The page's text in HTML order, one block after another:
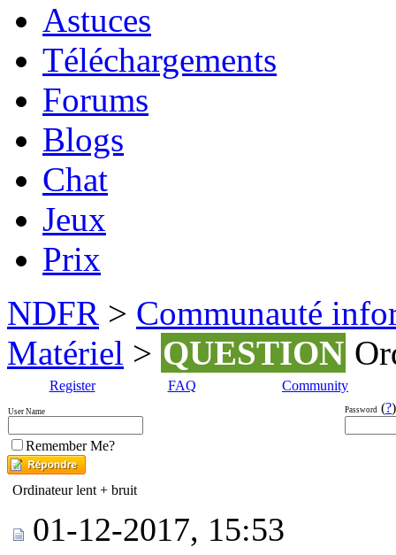
Astuces
Téléchargements
Forums
Blogs
Chat
Jeux
Prix
NDFR > Communauté
Matériel > QUESTION
Register FAQ Community
User Name Password (?)
Remember Me?
Ordinateur lent + bruit
01-12-2017, 15:53